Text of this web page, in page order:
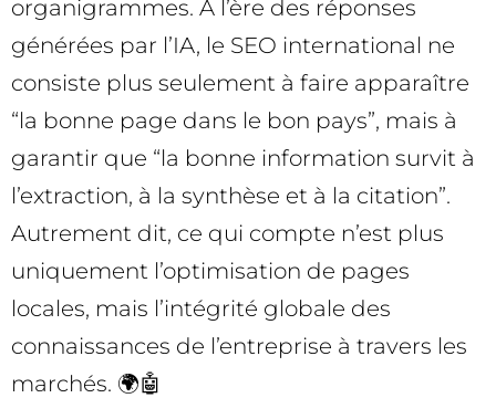
organigrammes. À l’ère des réponses
générées par l’IA, le SEO international ne
consiste plus seulement à faire apparaître
“la bonne page dans le bon pays”, mais à
garantir que “la bonne information survit à
l’extraction, à la synthèse et à la citation”.
Autrement dit, ce qui compte n’est plus
uniquement l’optimisation de pages
locales, mais l’intégrité globale des
connaissances de l’entreprise à travers les
marchés. 🌍🤖